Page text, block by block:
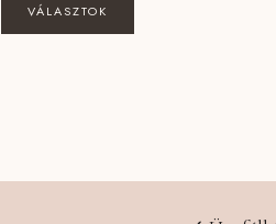
VÁLASZTOK
a